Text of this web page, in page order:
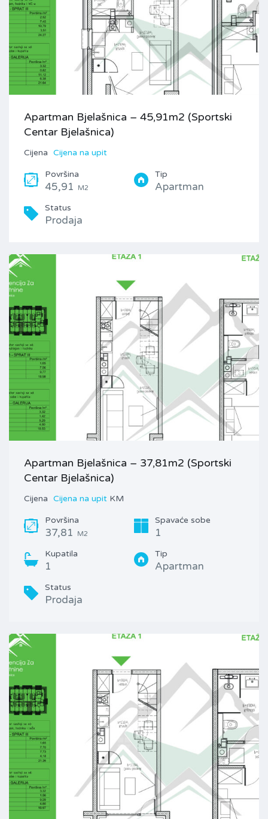
Apartman Bjelašnica – 45,91m2 (Sportski
Centar Bjelašnica)
Cijena Cijena na upit
Površina
45,91 M2
Tip
Apartman
Status
Prodaja
Apartman Bjelašnica – 37,81m2 (Sportski
Centar Bjelašnica)
Cijena Cijena na upit KM
Površina
37,81 M2
Spavaće sobe
1
Kupatila
1
Tip
Apartman
Status
Prodaja